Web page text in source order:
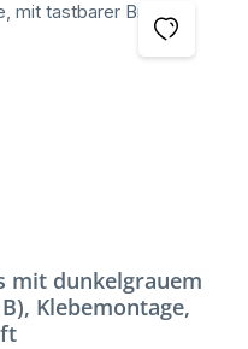
mit dunkelgrauem
Klebemontage,